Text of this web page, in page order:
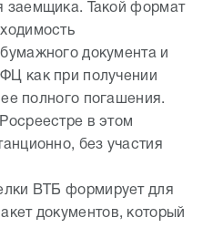
заемщика. Такой формат
документа и
как при получении
полного погашения.
в этом
без участия
ВТБ формирует для
документов, который